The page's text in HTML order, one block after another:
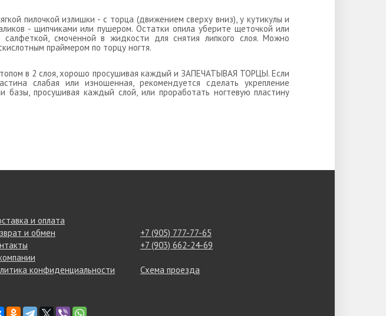
пилочкой излишки - с торца (движением сверху вниз), у кутикулы и
- щипчиками или пушером. Остатки опила уберите щеточкой или
салфеткой, смоченной в жидкости для снятия липкого слоя. Можно
праймером по торцу ногтя.
в 2 слоя, хорошо просушивая каждый и ЗАПЕЧАТЫВАЯ ТОРЦЫ. Если
слабая или изношенная, рекомендуется сделать укрепление
базы, просушивая каждый слой, или проработать ногтевую пластину
и оплата
и обмен
конфиденциальности
+7 (905) 777-77-65
+7 (903) 662-24-69
Схема проезда